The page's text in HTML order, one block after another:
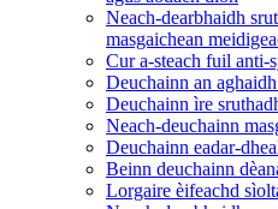
Neach-dearbhaidh
masgaichean
Cur a-steach fuil anti-
Deuchainn an
Deuchainn ìre
Neach-deuchainn
Deuchainn eadar-
Beinn deuchainn
Lorgaire èifeachd